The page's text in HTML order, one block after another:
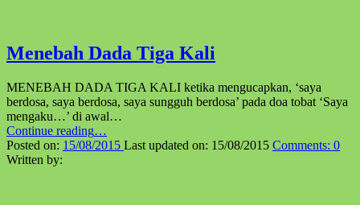
meninggalkan
gereja”
Menebah Dada Tiga Kali
MENEBAH DADA TIGA KALI ketika mengucapkan, ‘saya
berdosa, saya berdosa, saya sungguh berdosa’ pada doa tobat ‘Saya
mengaku…’ di awal…
Continue reading“Menebah
Dada
…
Posted on: 15/08/2015 Last updated on: 15/08/2015 Comments: 0
Written by: